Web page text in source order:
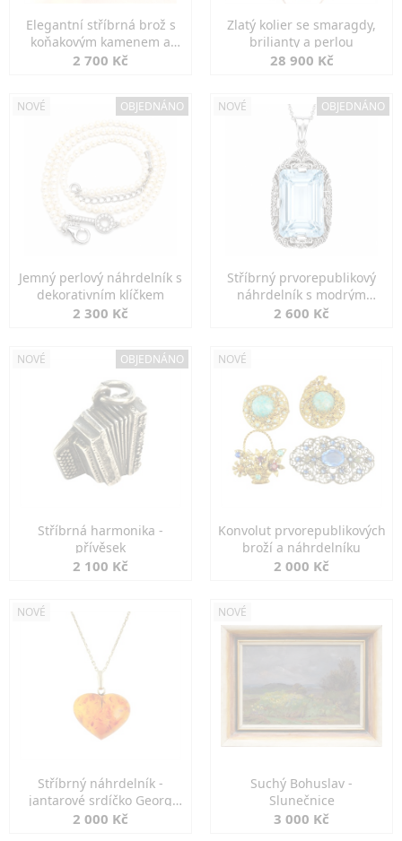
Elegantní stříbrná brož s
koňakovým kamenem a
markazity
2 700 Kč
Zlatý kolier se smaragdy,
brilianty a perlou
28 900 Kč
NOVÉ OBJEDNÁNO
Jemný perlový náhrdelník s
dekorativním klíčkem
2 300 Kč
NOVÉ OBJEDNÁNO
Stříbrný prvorepublikový
náhrdelník s modrým
spinelem
2 600 Kč
NOVÉ OBJEDNÁNO
Stříbrná harmonika -
přívěsek
2 100 Kč
NOVÉ
Konvolut prvorepublikových
broží a náhrdelníku
2 000 Kč
NOVÉ
Stříbrný náhrdelník -
jantarové srdíčko Georg
Kramer
2 000 Kč
NOVÉ
Suchý Bohuslav -
Slunečnice
3 000 Kč